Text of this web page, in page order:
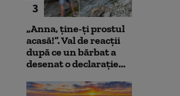
3
„Anna, ţine-ţi prostul
acasă!”. Val de reacții
după ce un bărbat a
desenat o declarație...